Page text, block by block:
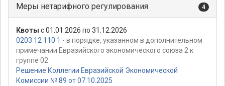
Меры нетарифного регулирования 4
Квоты с 01.01.2026 по 31.12.2026
0203 12 110 1 - в порядке, указанном в дополнительном
примечании Евразийского экономического союза 2 к
группе 02
Решение Коллегии Евразийской Экономической
Комиссии № 89 от 07.10.2025